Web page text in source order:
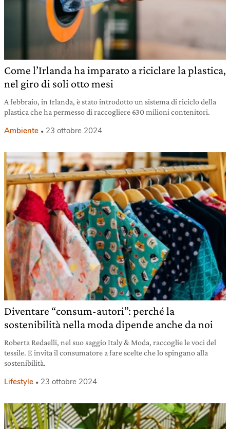
Come l’Irlanda ha imparato a riciclare la plastica,
nel giro di soli otto mesi
A febbraio, in Irlanda, è stato introdotto un sistema di riciclo della
plastica che ha permesso di raccogliere 630 milioni contenitori.
Ambiente 23 ottobre 2024
Diventare “consum-autori”: perché la
sostenibilità nella moda dipende anche da noi
Roberta Redaelli, nel suo saggio Italy & Moda, raccoglie le voci del
tessile. E invita il consumatore a fare scelte che lo spingano alla
sostenibilità.
Lifestyle 23 ottobre 2024